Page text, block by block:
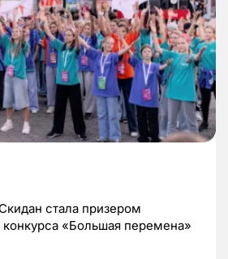
стала призером
конкурса «Большая перемена»